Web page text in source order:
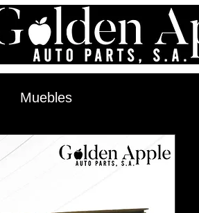
Muebles